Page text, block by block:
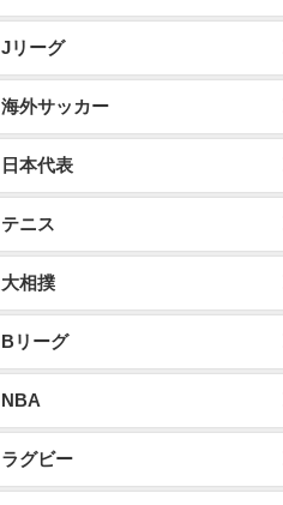
Jリーグ
海外サッカー
日本代表
テニス
大相撲
Bリーグ
NBA
ラグビー